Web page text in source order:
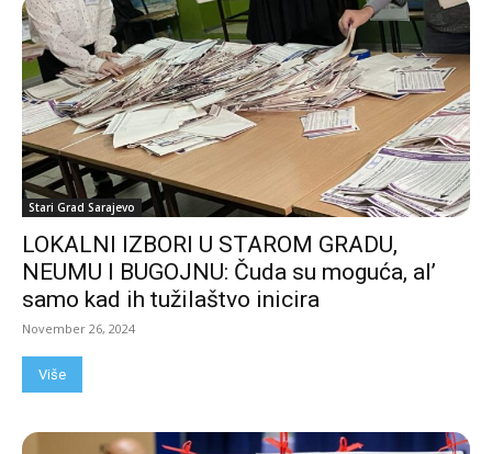
Stari Grad Sarajevo
LOKALNI IZBORI U STAROM GRADU,
NEUMU I BUGOJNU: Čuda su moguća, al’
samo kad ih tužilaštvo inicira
November 26, 2024
Više